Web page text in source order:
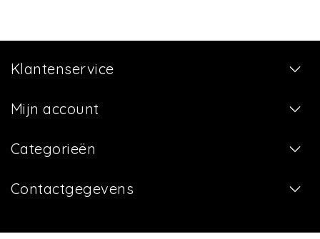
Klantenservice
Mijn account
Categorieën
Contactgegevens